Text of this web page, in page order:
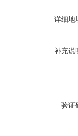
详细地
补充说
验证